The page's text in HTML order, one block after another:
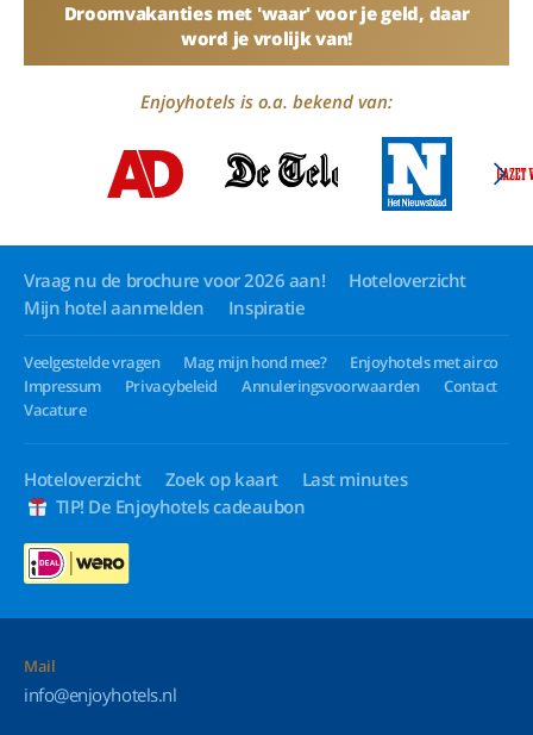
Droomvakanties met 'waar' voor je geld, daar
word je vrolijk van!
Enjoyhotels is o.a. bekend van:
Vraag nu de brochure voor 2026 aan!
Hoteloverzicht
Mijn hotel aanmelden
Inspiratie
Veelgestelde vragen Mag mijn hond mee?
Enjoyhotels met airco
Impressum
Privacybeleid Annuleringsvoorwaarden
Contact
Vacature
Hoteloverzicht Zoek op kaart
Last minutes
TIP! De Enjoyhotels cadeaubon
Mail
info@enjoyhotels.nl